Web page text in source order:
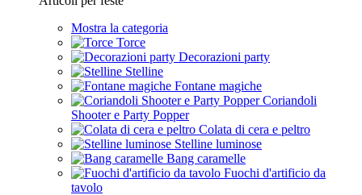
Mostra la categoria
Torce
Decorazioni party
Stelline
Fontane magiche
Coriandoli
Shooter e Party Popper
Colata di cera e peltro
Stelline luminose
Bang caramelle
Fuochi d'artificio da
tavolo